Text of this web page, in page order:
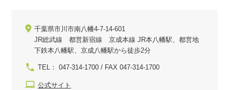
千葉県市川市南八幡4-7-14-601
JR総武線 都営新宿線 京成本線 JR本八幡駅、都営地
下鉄本八幡駅、京成八幡駅から徒歩2分
TEL： 047-314-1700 / FAX 047-314-1700
公式サイト